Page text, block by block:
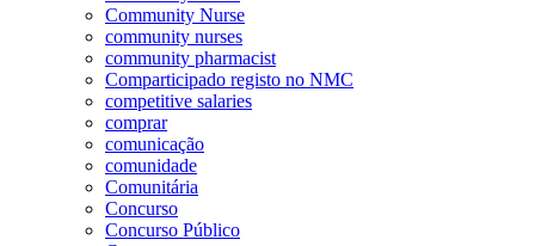
Community Nurse
community nurses
community pharmacist
Comparticipado registo no NMC
competitive salaries
comprar
comunicação
comunidade
Comunitária
Concurso
Concurso Público